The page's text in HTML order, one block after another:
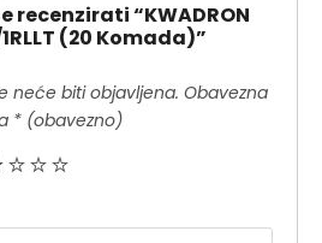
recenzirati “KWADRON
(20 Komada)”
neće biti objavljena. Obavezna
* (obavezno)